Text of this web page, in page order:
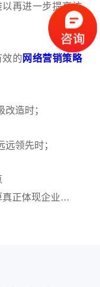
再进一步提高访
的 网络营销策略
造时；
领先时；
尚武科技解说网站怎样才算真正体现企业形象